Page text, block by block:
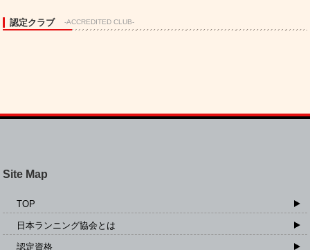
認定クラブ -ACCREDITED CLUB-
Site Map
TOP
日本ランニング協会とは
認定資格